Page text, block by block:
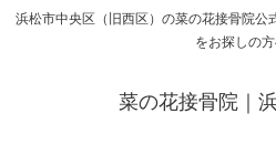
浜松市中央区（旧西区）の菜の花接骨院公
をお探しの方
菜の花接骨院｜